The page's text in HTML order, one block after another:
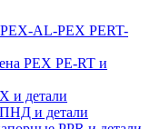
AL-PEX PERT-
PEX PE-RT и
и детали
и детали